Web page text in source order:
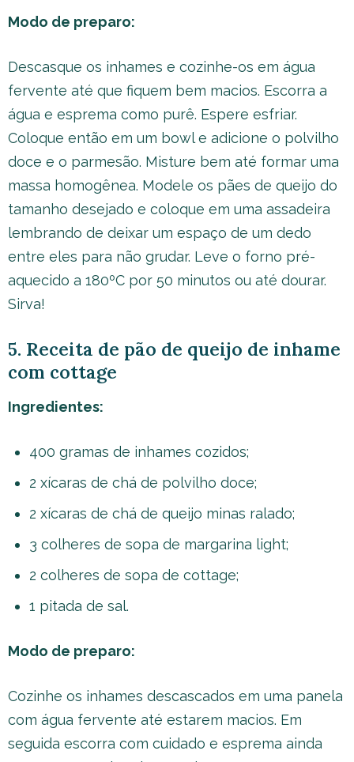
Modo de preparo:
Descasque os inhames e cozinhe-os em água
fervente até que fiquem bem macios. Escorra a
água e esprema como purê. Espere esfriar.
Coloque então em um bowl e adicione o polvilho
doce e o parmesão. Misture bem até formar uma
massa homogênea. Modele os pães de queijo do
tamanho desejado e coloque em uma assadeira
lembrando de deixar um espaço de um dedo
entre eles para não grudar. Leve o forno pré-
aquecido a 180ºC por 50 minutos ou até dourar.
Sirva!
5. Receita de pão de queijo de inhame
com cottage
Ingredientes:
400 gramas de inhames cozidos;
2 xícaras de chá de polvilho doce;
2 xícaras de chá de queijo minas ralado;
3 colheres de sopa de margarina light;
2 colheres de sopa de cottage;
1 pitada de sal.
Modo de preparo:
Cozinhe os inhames descascados em uma panela
com água fervente até estarem macios. Em
seguida escorra com cuidado e esprema ainda